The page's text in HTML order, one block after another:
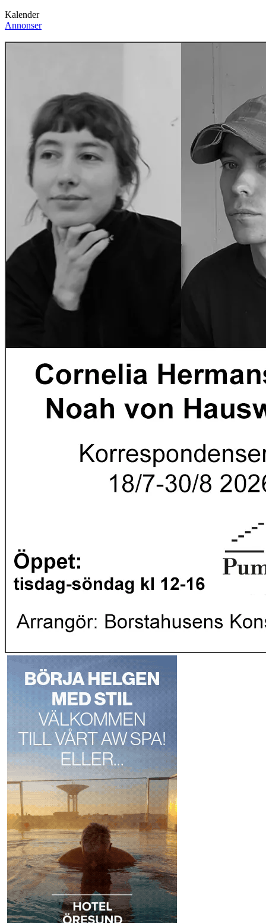
Kalender
Annonser